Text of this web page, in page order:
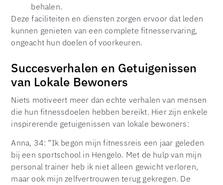
behalen.
Deze faciliteiten en diensten zorgen ervoor dat leden
kunnen genieten van een complete fitnesservaring,
ongeacht hun doelen of voorkeuren.
Succesverhalen en Getuigenissen
van Lokale Bewoners
Niets motiveert meer dan echte verhalen van mensen
die hun fitnessdoelen hebben bereikt. Hier zijn enkele
inspirerende getuigenissen van lokale bewoners:
Anna, 34: “Ik begon mijn fitnessreis een jaar geleden
bij een sportschool in Hengelo. Met de hulp van mijn
personal trainer heb ik niet alleen gewicht verloren,
maar ook mijn zelfvertrouwen terug gekregen. De